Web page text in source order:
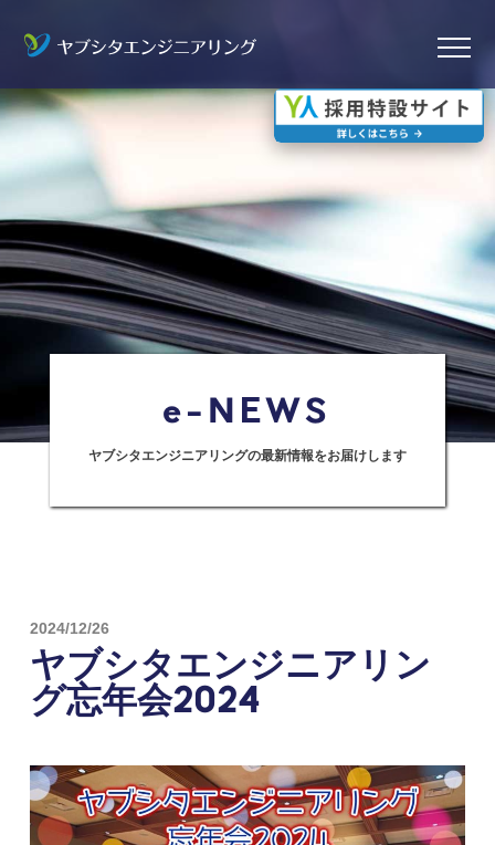
ヤブシタエンジニアリングの最新情報をお届けします
2024/12/26
ヤブシタエンジニアリン
グ忘年会2024